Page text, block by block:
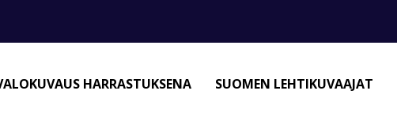
HARRASTUKSENA SUOMEN LEHTIKUVAAJAT